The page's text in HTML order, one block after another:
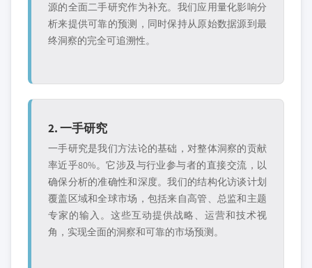
源的全面二手研究作为补充。我们应用量化影响分
析来提供可靠的预测，同时保持从原始数据源到最
终洞察的完全可追溯性。
2. 一手研究
一手研究是我们方法论的基础，对整体洞察的贡献
率近乎80%。它涉及与行业参与者的直接交流，以
确保分析的准确性和深度。我们的结构化访谈计划
覆盖区域和全球市场，包括来自高管、总监和主题
专家的输入。这些互动提供战略、运营和技术视
角，实现全面的洞察和可靠的市场预测。